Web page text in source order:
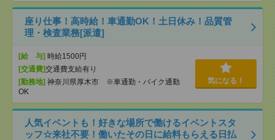
座り仕事！高時給！車通勤OK！土日休み！品質管
理・検査業務[派遣]
[給 与] 時給1500円
[交通費]交通費支給有り
[勤務地] 神奈川県厚木市 ※車通勤・バイク通勤
OK
気になる！
人気イベントも！好きな場所で働けるイベントスタ
ッフ☆来社不要！働いたその日に給料もらえる日払